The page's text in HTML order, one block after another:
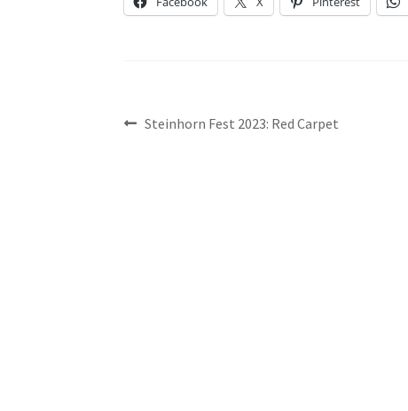
Beitragsnavigation
Vorheriger
Steinhorn Fest 2023: Red Carpet